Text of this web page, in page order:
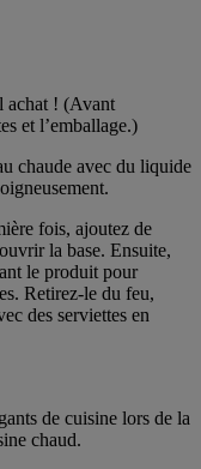
achat ! (Avant
et l’emballage.)
chaude avec du liquide
fois, ajoutez de
la base. Ensuite,
le produit pour
Retirez-le du feu,
des serviettes en
de cuisine lors de la
chaud.